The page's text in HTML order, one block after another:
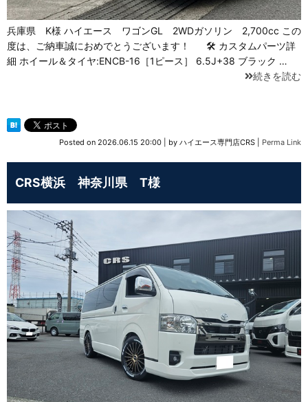
兵庫県 K様 ハイエース ワゴンGL 2WDガソリン 2,700cc この
度は、ご納車誠におめでとうございます！ 🛠 カスタムパーツ詳
細 ホイール＆タイヤ:ENCB-16［1ピース］ 6.5J+38 ブラック …
続きを読む
Posted on 2026.06.15 20:00 by ハイエース専門店CRS Perma Link
CRS横浜 神奈川県 T様